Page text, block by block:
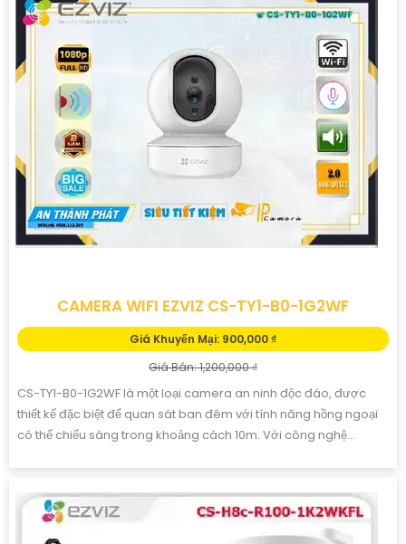
CAMERA WIFI EZVIZ CS-TY1-B0-1G2WF
Giá Khuyến Mại: 900,000 ₫
Giá Bán: 1,200,000 ₫
CS-TY1-B0-1G2WF là một loại camera an ninh độc đáo, được
thiết kế đặc biệt để quan sát ban đêm với tính năng hồng ngoại
có thể chiếu sáng trong khoảng cách 10m. Với công nghệ...